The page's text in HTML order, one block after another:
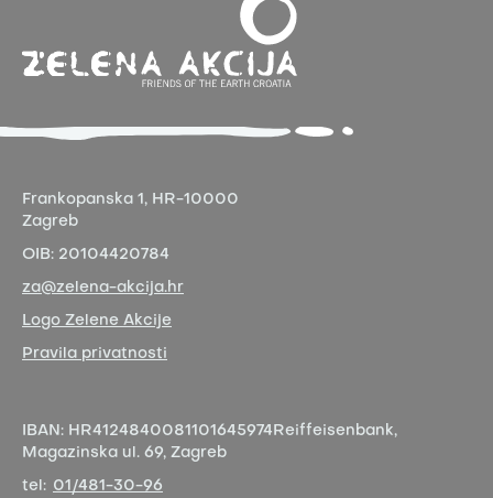
Frankopanska 1, HR-10000
Zagreb
OIB: 20104420784
za@zelena-akcija.hr
Logo Zelene Akcije
Pravila privatnosti
IBAN: HR4124840081101645974 Reiffeisenbank,
Magazinska ul. 69, Zagreb
tel: 01/481-30-96